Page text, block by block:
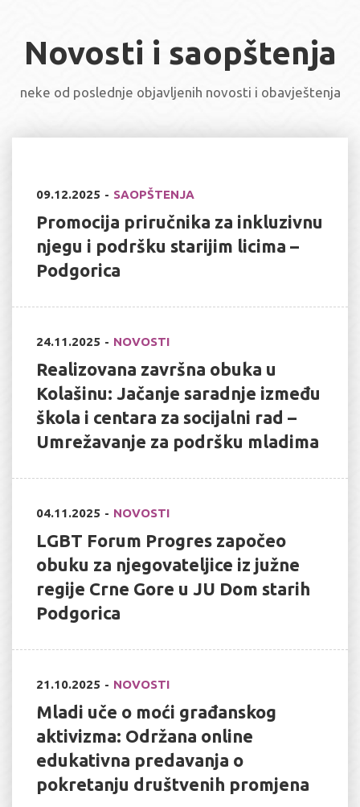
Novosti i saopštenja
neke od poslednje objavljenih novosti i obavještenja
09.12.2025 SAOPŠTENJA
Promocija priručnika za inkluzivnu
njegu i podršku starijim licima –
Podgorica
24.11.2025 NOVOSTI
Realizovana završna obuka u
Kolašinu: Jačanje saradnje između
škola i centara za socijalni rad –
Umrežavanje za podršku mladima
04.11.2025 NOVOSTI
LGBT Forum Progres započeo
obuku za njegovateljice iz južne
regije Crne Gore u JU Dom starih
Podgorica
21.10.2025 NOVOSTI
Mladi uče o moći građanskog
aktivizma: Održana online
edukativna predavanja o
pokretanju društvenih promjena